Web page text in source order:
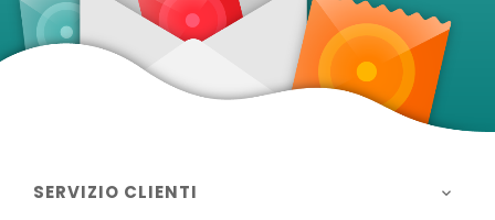
SERVIZIO CLIENTI 